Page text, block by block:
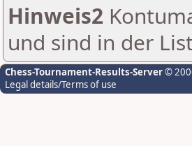
Hinweis2
und sind in der
Chess-Tournament-Results-Server©
Legal details/Terms of use